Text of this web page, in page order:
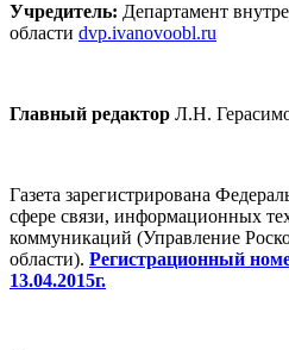
Учредитель: Департамент
области dvp.ivanovoobl.ru
Главный редактор Л.Н.
Газета зарегистрирована
сфере связи, информационных
коммуникаций (Управление
области). Регистрационный
13.04.2015г.